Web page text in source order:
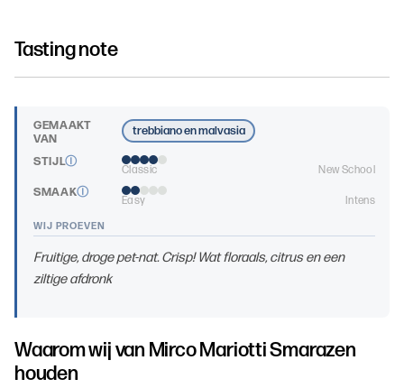
Tasting note
GEMAAKT
VAN
trebbiano en malvasia
STIJLⒾ
Classic New School
SMAAKⒾ
Easy Intens
WIJ PROEVEN
Fruitige, droge pet-nat. Crisp! Wat floraals, citrus en een
ziltige afdronk
Waarom wij van Mirco Mariotti Smarazen
houden